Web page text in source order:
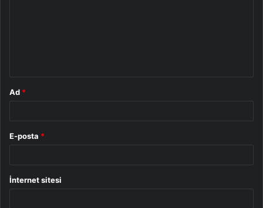
Ad *
E-posta *
İnternet sitesi